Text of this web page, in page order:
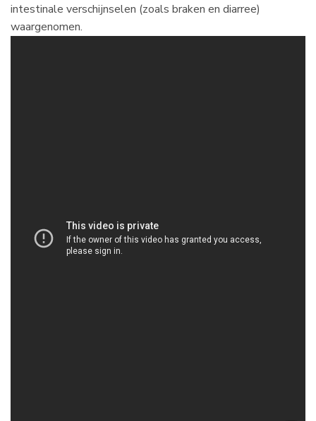
intestinale verschijnselen (zoals braken en diarree)
waargenomen.